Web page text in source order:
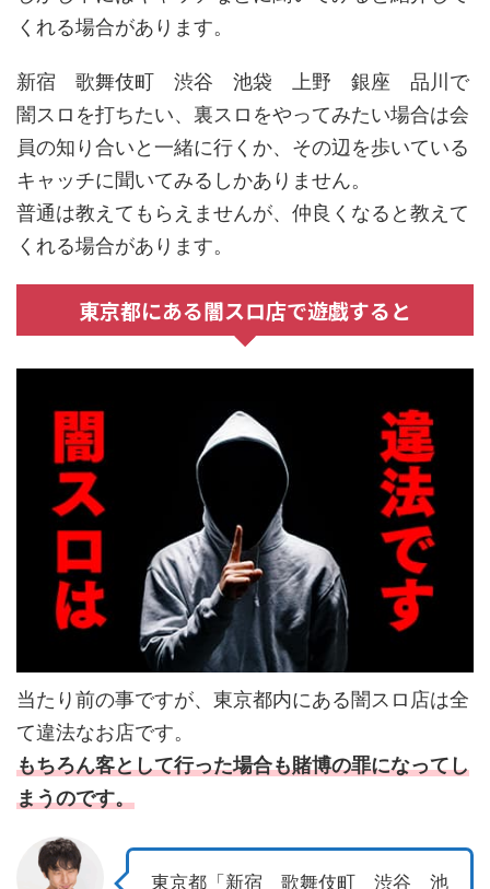
くれる場合があります。
新宿 歌舞伎町 渋谷 池袋 上野 銀座 品川で
闇スロを打ちたい、裏スロをやってみたい場合は会
員の知り合いと一緒に行くか、その辺を歩いている
キャッチに聞いてみるしかありません。
普通は教えてもらえませんが、仲良くなると教えて
くれる場合があります。
東京都にある闇スロ店で遊戯すると
当たり前の事ですが、東京都内にある闇スロ店は全
て違法なお店です。
もちろん客として行った場合も賭博の罪になってし
まうのです。
東京都「新宿 歌舞伎町 渋谷 池